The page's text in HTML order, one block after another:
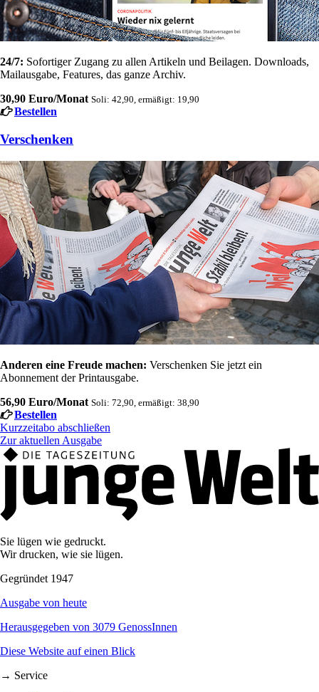
24/7: Sofortiger Zugang zu allen Artikeln und Beilagen. Downloads,
Mailausgabe, Features, das ganze Archiv.
30,90 Euro/Monat Soli: 42,90, ermäßigt: 19,90
Bestellen
Verschenken
Anderen eine Freude machen: Verschenken Sie jetzt ein
Abonnement der Printausgabe.
56,90 Euro/Monat Soli: 72,90, ermäßigt: 38,90
Bestellen
Kurzzeitabo abschließen
Zur aktuellen Ausgabe
Sie lügen wie gedruckt.
Wir drucken, wie sie lügen.
Gegründet 1947
Ausgabe von heute
Herausgegeben von 3079 GenossInnen
Diese Website auf einen Blick
→ Service